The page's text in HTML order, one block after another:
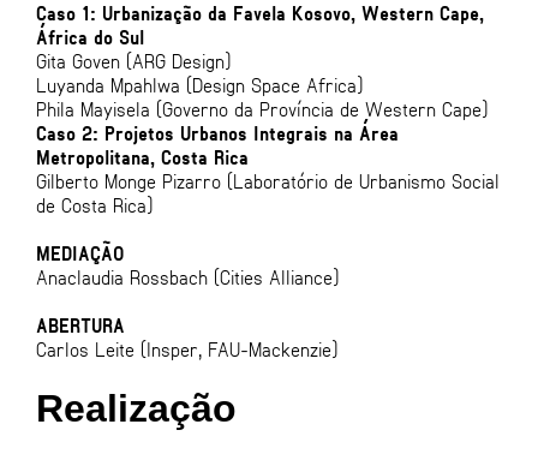
Caso 1: Urbanização da Favela Kosovo, Western Cape,
África do Sul
Gita Goven (ARG Design)
Luyanda Mpahlwa (Design Space Africa)
Phila Mayisela (Governo da Província de Western Cape)
Caso 2: Projetos Urbanos Integrais na Área
Metropolitana, Costa Rica
Gilberto Monge Pizarro (Laboratório de Urbanismo Social
de Costa Rica)
MEDIAÇÃO
Anaclaudia Rossbach (Cities Alliance)
ABERTURA
Carlos Leite (Insper, FAU-Mackenzie)
Realização